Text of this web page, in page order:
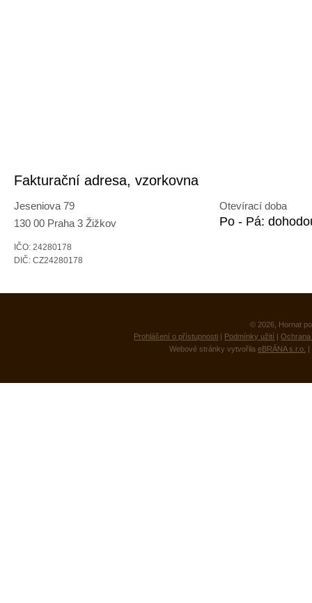
Fakturační adresa, vzorkovna
Jeseniova 79
130 00 Praha 3 Žižkov
IČO: 24280178
DIČ: CZ24280178
Otevírací doba
Po - Pá:
© 2026, Hornat
Prohlášení o přístupnosti | Podmínky užití |
Webové stránky vytvořila eBRÁNA s.r.o. |